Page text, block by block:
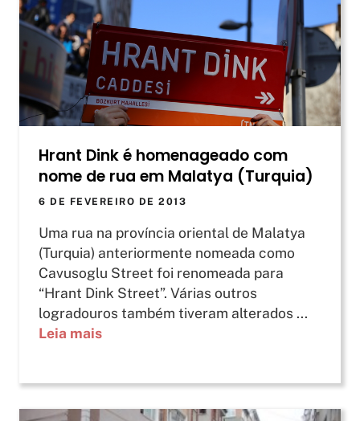
Hrant Dink é homenageado com
nome de rua em Malatya (Turquia)
6 DE FEVEREIRO DE 2013
Uma rua na província oriental de Malatya
(Turquia) anteriormente nomeada como
Cavusoglu Street foi renomeada para
“Hrant Dink Street”. Várias outros
logradouros também tiveram alterados ...
Leia mais